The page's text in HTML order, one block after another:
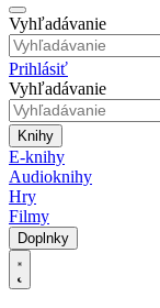
Vyhľadávanie
Prihlásiť
Vyhľadávanie
Knihy
E-knihy
Audioknihy
Hry
Filmy
Doplnky